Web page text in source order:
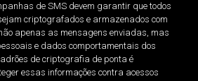
de SMS devem garantir que todos
criptografados e armazenados com
apenas as mensagens enviadas, mas
e dados comportamentais dos
de criptografia de ponta é
essas informações contra acessos